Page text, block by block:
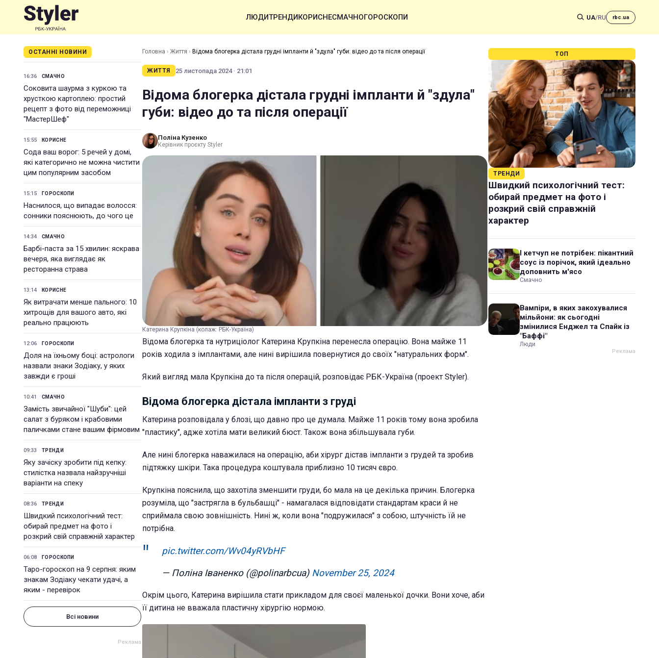
ЛЮДИТРЕНДИКОРИСНЕСМАЧНОГОРОСКОПИ UA/RU rbc.ua
ОСТАННІ НОВИНИ
16:36 СМАЧНО
Соковита шаурма з куркою та
хрусткою картоплею: простий
рецепт з фото від переможниці
"МастерШеф"
15:55 КОРИСНЕ
Сода ваш ворог: 5 речей у домі,
які категорично не можна чистити
цим популярним засобом
15:15 ГОРОСКОПИ
Наснилося, що випадає волосся:
сонники пояснюють, до чого це
14:34 СМАЧНО
Барбі-паста за 15 хвилин: яскрава
вечеря, яка виглядає як
ресторанна страва
13:14 КОРИСНЕ
Як витрачати менше пального: 10
хитрощів для вашого авто, які
реально працюють
12:06 ГОРОСКОПИ
Доля на їхньому боці: астрологи
назвали знаки Зодіаку, у яких
завжди є гроші
10:41 СМАЧНО
Замість звичайної "Шуби": цей
салат з буряком і крабовими
паличками стане вашим фірмовим
09:33 ТРЕНДИ
Яку зачіску зробити під кепку:
стилістка назвала найзручніші
варіанти на спеку
08:36 ТРЕНДИ
Швидкий психологічний тест:
обирай предмет на фото і
розкрий свій справжній характер
06:08 ГОРОСКОПИ
Таро-гороскоп на 9 серпня: яким
знакам Зодіаку чекати удачі, а
яким - перевірок
Всі новини
Головна › Життя › Відома блогерка дістала грудні імпланти й "здула" губи: відео до та після операції
ЖИТТЯ 25 листопада 2024 · 21:01
Відома блогерка дістала грудні імпланти й "здула"
губи: відео до та після операції
Поліна Кузенко
Керівник проєкту Styler
Катерина Крупкіна (колаж: РБК-Україна)
Відома блогерка та нутриціолог Катерина Крупкіна перенесла операцію. Вона майже 11
років ходила з імплантами, але нині вирішила повернутися до своїх "натуральних форм".
Який вигляд мала Крупкіна до та після операцій, розповідає РБК-Україна (проект Styler).
Відома блогерка дістала імпланти з груді
Катерина розповідала у блозі, що давно про це думала. Майже 11 років тому вона зробила
"пластику", адже хотіла мати великий бюст. Також вона збільшувала губи.
Але нині блогерка наважилася на операцію, аби хірург дістав імпланти з грудей та зробив
підтяжку шкіри. Така процедура коштувала приблизно 10 тисяч євро.
Крупкіна пояснила, що захотіла зменшити груди, бо мала на це декілька причин. Блогерка
розуміла, що "застрягла в бульбашці" - намагалася відповідати стандартам краси й не
сприймала свою зовнішність. Нині ж, коли вона "подружилася" з собою, штучність їй не
потрібна.
pic.twitter.com/Wv04yRVbHF
— Поліна Іваненко (@polinarbcua) November 25, 2024
Окрім цього, Катерина вирішила стати прикладом для своєї маленької дочки. Вони хоче, аби
її дитина не вважала пластичну хірургію нормою.
ТОП
ТРЕНДИ
Швидкий психологічний тест:
обирай предмет на фото і
розкрий свій справжній
характер
І кетчуп не потрібен: пікантний
соус із порічок, який ідеально
доповнить м'ясо
Смачно
Вампіри, в яких закохувалися
мільйони: як сьогодні
змінилися Енджел та Спайк із
"Баффі"
Люди